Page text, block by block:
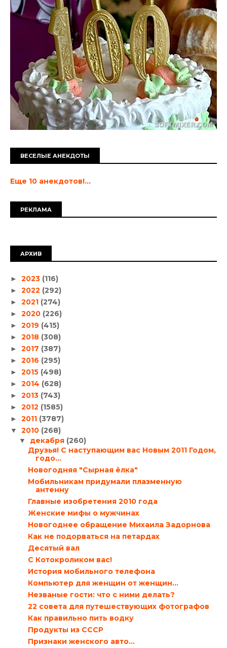
ВЕСЕЛЫЕ АНЕКДОТЫ
Еще 10 анекдотов!...
РЕКЛАМА
АРХИВ
► 2023 (116)
► 2022 (292)
► 2021 (274)
► 2020 (226)
► 2019 (415)
► 2018 (308)
► 2017 (387)
► 2016 (295)
► 2015 (498)
► 2014 (628)
► 2013 (743)
► 2012 (1585)
► 2011 (3787)
▼ 2010 (268)
▼ декабря (260)
Друзья! С наступающим вас Новым 2011 Годом,
годо...
Новогодняя "Сырная ёлка"
Мобильникам придумали плазменную
антенну
Главные изобретения 2010 года
Женские мифы о мужчинах
Новогоднее обращение Михаила Задорнова
Как не подорваться на петардах
Десятый вал
С Котокроликом вас!
История мобильного телефона
Компьютер для женщин от женщин…
Незваные гости: что с ними делать?
22 совета для путешествующих фотографов
Как правильно пить водку
Продукты из СССР
Признаки женского авто…